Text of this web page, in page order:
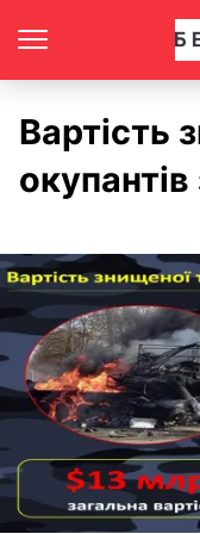
Вартість